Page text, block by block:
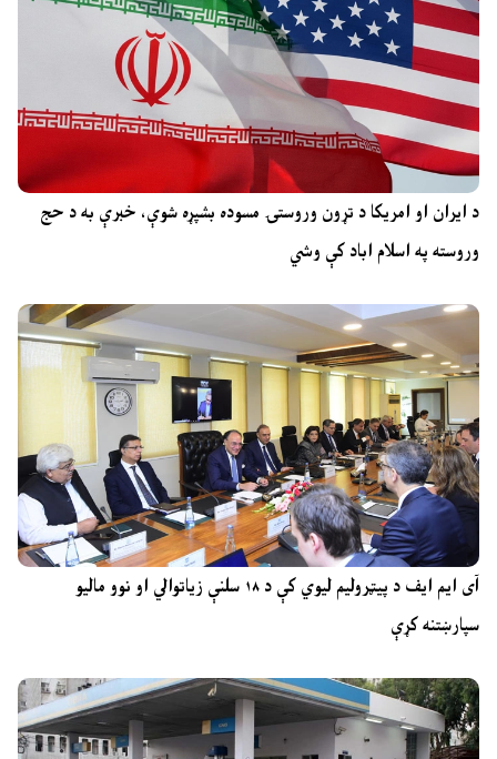
د ایران او امریکا د تړون وروستۍ مسوده بشپړه شوې، خبرې به د حج
وروسته په اسلام اباد کې وشي
آی ایم ایف د پیټرولیم لیوي کې د ۱۸ سلنې زیاتوالي او نوو مالیو
سپارښتنه کړې